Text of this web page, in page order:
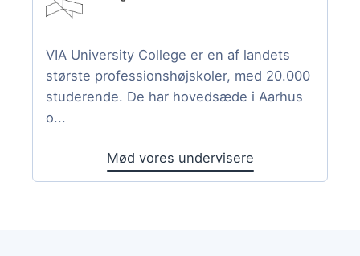
VIA University College er en af landets
største professionshøjskoler, med 20.000
studerende. De har hovedsæde i Aarhus
o...
Mød vores undervisere